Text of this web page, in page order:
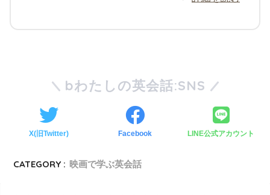
bわたしの英会話:SNS
X(旧Twitter) Facebook LINE公式アカウント
CATEGORY : 映画で学ぶ英会話